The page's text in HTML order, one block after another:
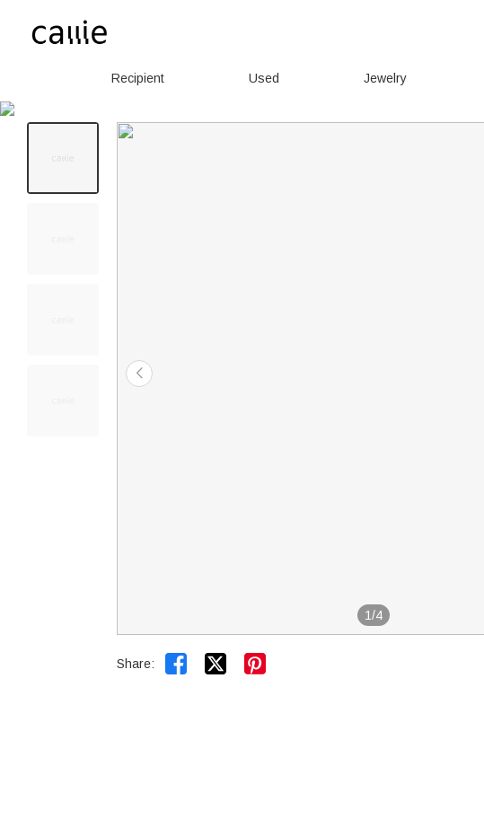
Recipient Used Jewelry
1/4
Share:  